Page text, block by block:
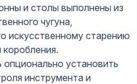
и столы выполнены из
чугуна,
искусственному старению
установить
инструмента и